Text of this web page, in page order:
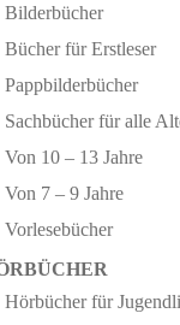
Bilderbücher
Bücher für Erstleser
Pappbilderbücher
Sachbücher für alle
Von 10 – 13 Jahre
Von 7 – 9 Jahre
Vorlesebücher
Hörbücher für